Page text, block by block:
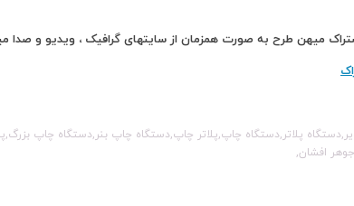
میهن طرح به صورت همزمان از سایتهای گرافیک ، ویدیو و صدا
دستگاه پلاتر,دستگاه چاپ,پلاتر چاپ,دستگاه چاپ بنر,دستگاه چاپ
جوهر افشان,